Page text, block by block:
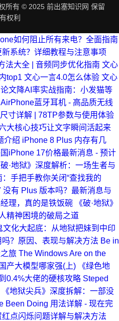
所有 © 2025 前出塞知识网 保留
权利
如何阻止所有来电？全面指南
系统？详细教程与注意事项
法大全 | 音频同步优化指南 文心
top1 文心一言4.0怎么体验 文心
论文降AI率实战指南：小发猫等
AirPhone蓝牙耳机 - 高品质无线
寸详解 | 78TP参数与使用体验
大核心技巧让文字瞬间活起来
介绍 iPhone 8 Plus 内存有几
iPhone 17价格最新消息 - 预计
破·地狱》深度解析：一场生者与
手把手教你关闭“查找我的
没有 Plus 版本吗？最新消息与
理，真的是铁饭碗
《破·地狱》
精神困境的破局之道
文化大起底：从地狱把妹到中印
？原因、表现与解决方法 Be in
旅 The Windows Are on the
国产大模型哪家强(上)
《绿色地
0.4%大佬的硬核攻略 Steped
《地狱尖兵》深度拆解：一部没
Been Doing 用法详解 - 现在完
点闪烁问题详解与解决方法